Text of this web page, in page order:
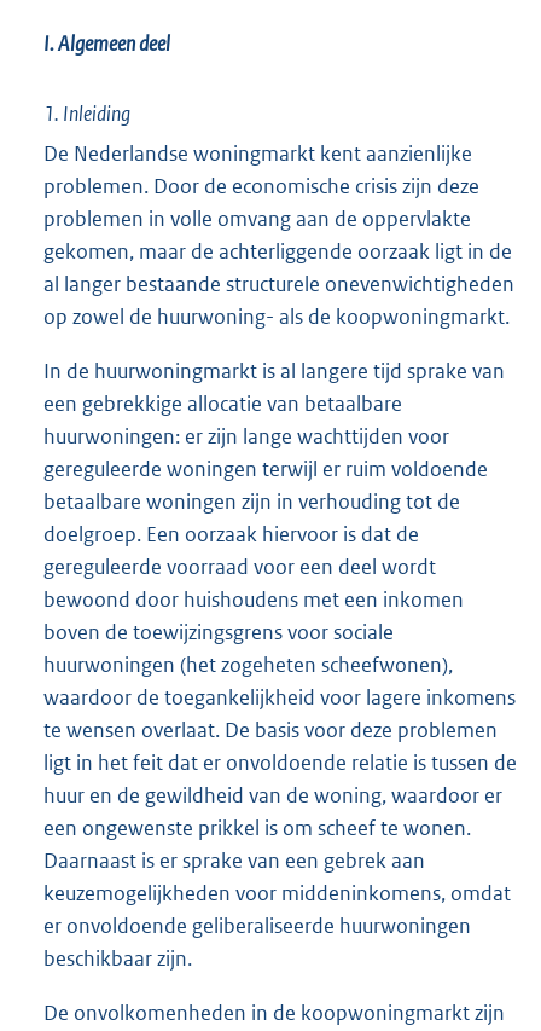
I. Algemeen deel
1. Inleiding
De Nederlandse woningmarkt kent aanzienlijke
problemen. Door de economische crisis zijn deze
problemen in volle omvang aan de oppervlakte
gekomen, maar de achterliggende oorzaak ligt in de
al langer bestaande structurele onevenwichtigheden
op zowel de huurwoning- als de koopwoningmarkt.
In de huurwoningmarkt is al langere tijd sprake van
een gebrekkige allocatie van betaalbare
huurwoningen: er zijn lange wachttijden voor
gereguleerde woningen terwijl er ruim voldoende
betaalbare woningen zijn in verhouding tot de
doelgroep. Een oorzaak hiervoor is dat de
gereguleerde voorraad voor een deel wordt
bewoond door huishoudens met een inkomen
boven de toewijzingsgrens voor sociale
huurwoningen (het zogeheten scheefwonen),
waardoor de toegankelijkheid voor lagere inkomens
te wensen overlaat. De basis voor deze problemen
ligt in het feit dat er onvoldoende relatie is tussen de
huur en de gewildheid van de woning, waardoor er
een ongewenste prikkel is om scheef te wonen.
Daarnaast is er sprake van een gebrek aan
keuzemogelijkheden voor middeninkomens, omdat
er onvoldoende geliberaliseerde huurwoningen
beschikbaar zijn.
De onvolkomenheden in de koopwoningmarkt zijn